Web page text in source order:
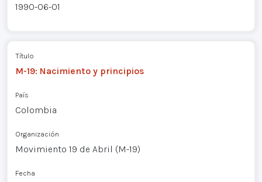
1990-06-01
Título
M-19: Nacimiento y principios
País
Colombia
Organización
Movimiento 19 de Abril (M-19)
Fecha